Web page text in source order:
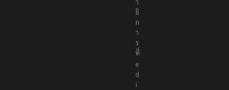
า
ธิ
ก
า
ร
ที่
e
d
i